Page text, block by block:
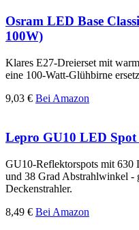
Osram LED Base
100W)
Klares E27-Dreierset mit
eine 100-Watt-Glühbirne
9,03 € Bei Amazon
Lepro GU10 LED
GU10-Reflektorspots mit
und 38 Grad Abstrahlwinkel -
Deckenstrahler.
8,49 € Bei Amazon